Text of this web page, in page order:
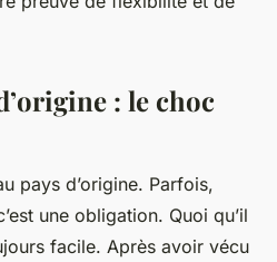
: le choc
pays d’origine. Parfois,
une obligation. Quoi qu’il
facile. Après avoir vécu